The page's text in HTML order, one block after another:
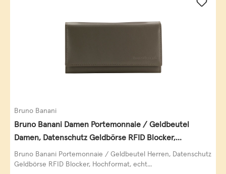
Bruno Banani
Bruno Banani Damen Portemonnaie / Geldbeutel
Damen, Datenschutz Geldbörse RFID Blocker,
Querformat, echt Leder, taupe
Bruno Banani Portemonnaie / Geldbeutel Herren, Datenschutz
Geldbörse RFID Blocker, Hochformat, echt...